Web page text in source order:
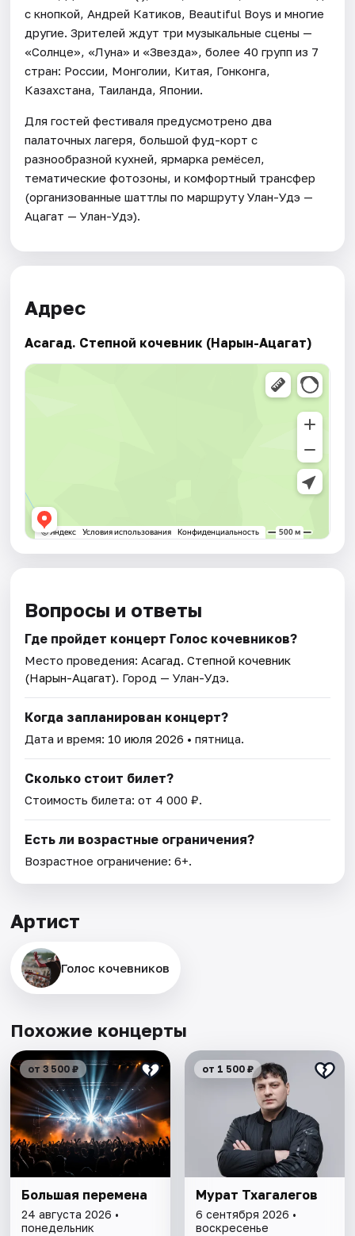
с кнопкой, Андрей Катиков, Beautiful Boys и многие
другие. Зрителей ждут три музыкальные сцены —
«Солнце», «Луна» и «Звезда», более 40 групп из 7
стран: России, Монголии, Китая, Гонконга,
Казахстана, Таиланда, Японии.
Для гостей фестиваля предусмотрено два
палаточных лагеря, большой фуд-корт с
разнообразной кухней, ярмарка ремёсел,
тематические фотозоны, и комфортный трансфер
(организованные шаттлы по маршруту Улан-Удэ —
Ацагат — Улан-Удэ).
Адрес
Асагад. Степной кочевник (Нарын-Ацагат)
Вопросы и ответы
Где пройдет концерт Голос кочевников?
Место проведения:Асагад. Степной кочевник
(Нарын-Ацагат). Город — Улан-Удэ.
Когда запланирован концерт?
Дата и время: 10 июля 2026 • пятница.
Сколько стоит билет?
Стоимость билета: от 4 000 ₽.
Есть ли возрастные ограничения?
Возрастное ограничение: 6+.
Артист
Голос кочевников
Похожие концерты
от 3 500 ₽
Большая перемена
24 августа 2026 •
понедельник
от 1 500 ₽
Мурат Тхагалегов
6 сентября 2026 •
воскресенье